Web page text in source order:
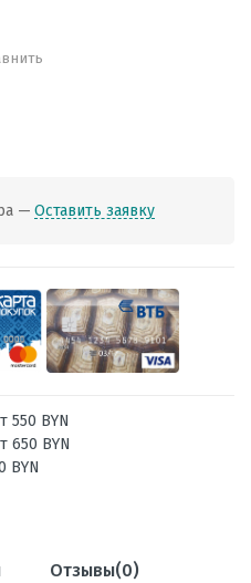
— Оставить заявку
550 BYN
650 BYN
BYN
Отзывы(0)